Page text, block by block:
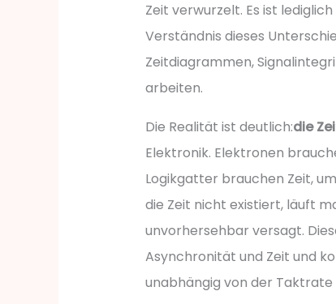
Zeit verwurzelt. Es ist
Verständnis dieses
Zeitdiagrammen,
arbeiten.
Die Realität ist deutlich:die
Elektronik. Elektronen
Logikgatter brauchen Zeit,
die Zeit nicht existiert, läuft
unvorhersehbar versagt.
Asynchronität und Zeit und
unabhängig von der